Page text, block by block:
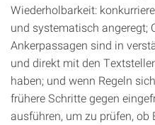
Wiederholbarkeit:
und systematisch angeregt;
Ankerpassagen sind in
und direkt mit den
haben; und wenn Regeln
frühere Schritte gegen
ausführen, um zu prüfen, ob